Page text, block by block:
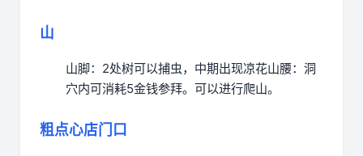
山
山脚：2处树可以捕虫，中期出现凉花山腰：洞
穴内可消耗5金钱参拜。可以进行爬山。
粗点心店门口